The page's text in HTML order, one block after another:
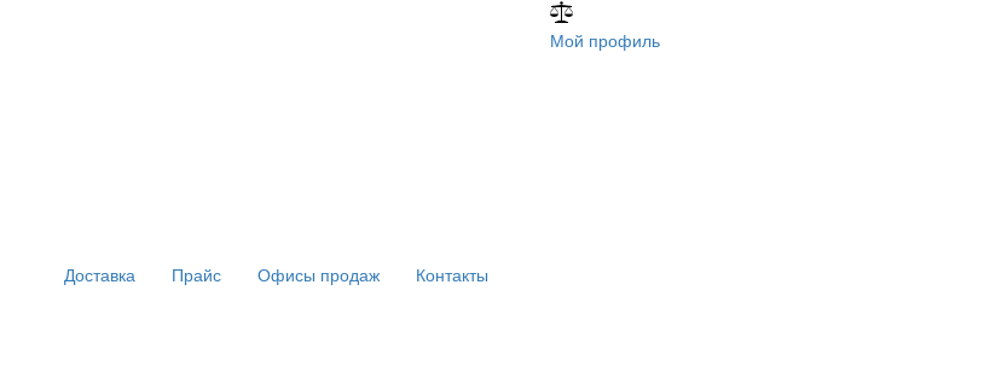
Мой профиль
Доставка Прайс Офисы продаж Контакты